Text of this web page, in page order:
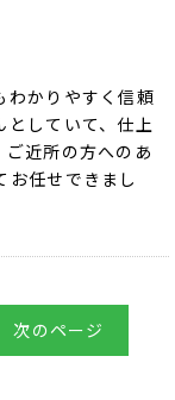
わかりやすく信頼
としていて、仕上
近所の方へのあ
お任せできまし
次のページ